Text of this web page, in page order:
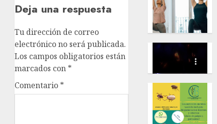
Deja una respuesta
Tu dirección de correo
electrónico no será publicada.
Los campos obligatorios están
marcados con *
Comentario *